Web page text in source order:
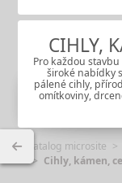
CIHLY,
Pro každou
široké nabídky
pálené cihly,
omítkoviny,
Katalog microsite
Cihly, kámen,